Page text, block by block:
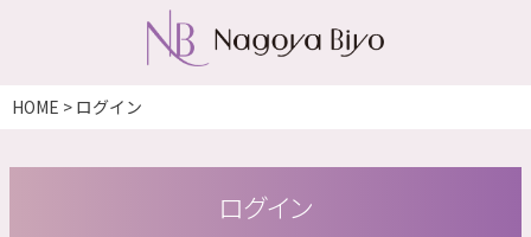
HOME ログイン
ログイン